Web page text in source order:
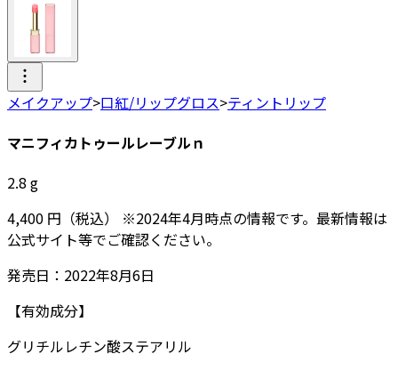
メイクアップ>口紅/リップグロス>ティントリップ
マニフィカトゥールレーブルｎ
2.8 g
4,400 円 （税込） ※2024年4月時点の情報です。最新情報は
公式サイト等でご確認ください。
発売日： 2022年8月6日
【有効成分】
グリチルレチン酸ステアリル